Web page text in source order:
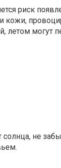
риск
кожи,
летом могут
не